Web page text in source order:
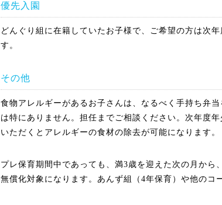
優先入園
どんぐり組に在籍していたお子様で、ご希望の方は次
す。
その他
食物アレルギーがあるお子さんは、なるべく手持ち弁
は特にありません。担任までご相談ください。次年度
いただくとアレルギーの食材の除去が可能になります。
プレ保育期間中であっても、満3歳を迎えた次の月から
無償化対象になります。あんず組（4年保育）や他のコ